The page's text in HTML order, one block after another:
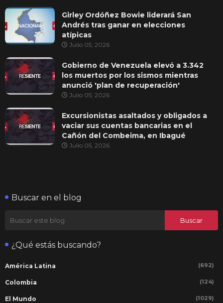
Girley Ordóñez Bowie liderará San
Andrés tras ganar en elecciones
atípicas
Julio 05, 2026
Gobierno de Venezuela elevó a 3.342
los muertos por los sismos mientras
anunció 'plan de recuperación'
Julio 05, 2026
Excursionistas asaltados y obligados a
vaciar sus cuentas bancarias en el
Cañón del Combeima, en Ibagué
Julio 05, 2026
Buscar en el blog
¿Qué estás buscando?
América Latina (692)
Colombia (124)
El Mundo (1029)